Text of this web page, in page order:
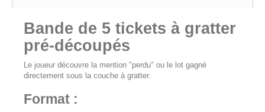
Bande de 5 tickets à gratter
pré-découpés
Le joueur découvre la mention "perdu" ou le lot gagné
directement sous la couche à gratter.
Format :